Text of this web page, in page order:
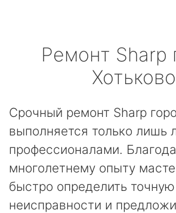
Ремонт Sharp
Хотьково
Срочный ремонт Sharp
выполняется только лишь
профессионалами.
многолетнему опыту
быстро определить
неисправности и